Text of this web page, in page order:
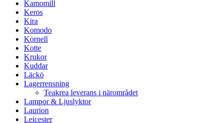
Kamomill
Keros
Kira
Komodo
Kornell
Kotte
Krukor
Kuddar
Läckö
Lagerrensning
Teakrea leverans i närområdet
Lampor & Ljuslyktor
Laurion
Leicester